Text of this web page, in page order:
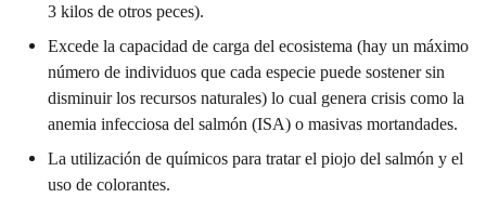
3 kilos de otros peces).
Excede la capacidad de carga del ecosistema (hay un máximo
número de individuos que cada especie puede sostener sin
disminuir los recursos naturales) lo cual genera crisis como la
anemia infecciosa del salmón (ISA) o masivas mortandades.
La utilización de químicos para tratar el piojo del salmón y el
uso de colorantes.